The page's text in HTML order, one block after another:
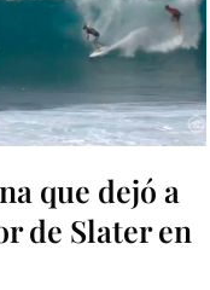
que dejó a
de Slater en